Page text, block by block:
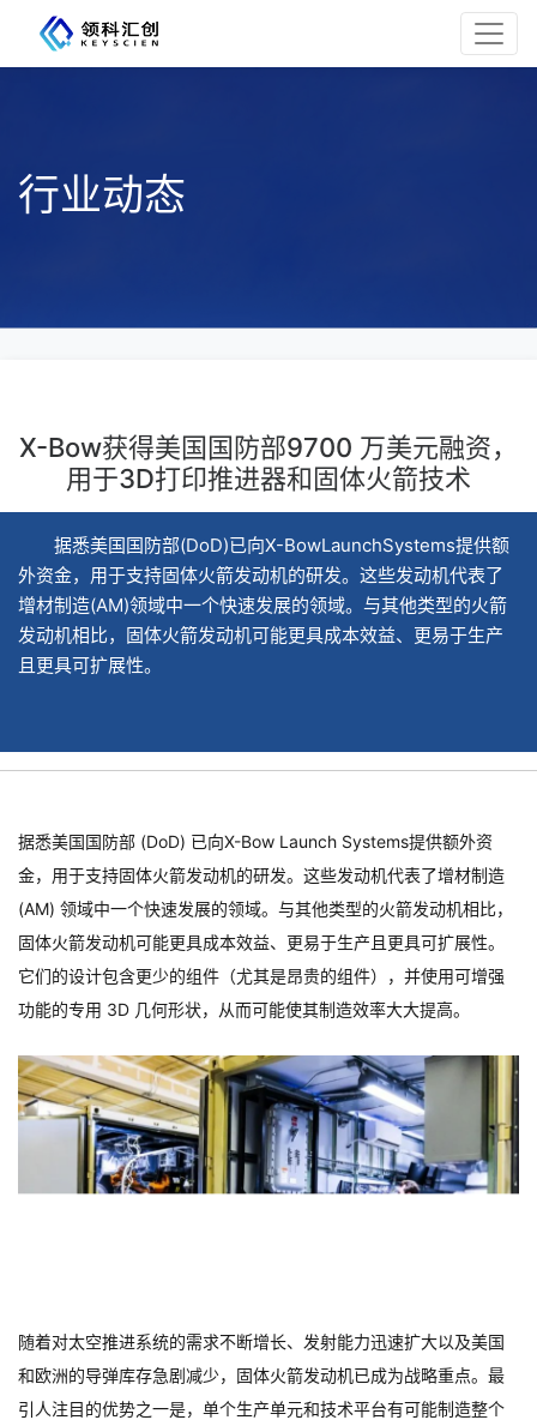
行业动态
X-Bow获得美国国防部9700 万美元融资，
用于3D打印推进器和固体火箭技术
据悉美国国防部(DoD)已向X-BowLaunchSystems提供额
外资金，用于支持固体火箭发动机的研发。这些发动机代表了
增材制造(AM)领域中一个快速发展的领域。与其他类型的火箭
发动机相比，固体火箭发动机可能更具成本效益、更易于生产
且更具可扩展性。
据悉美国国防部 (DoD) 已向X-Bow Launch Systems提供额外资
金，用于支持固体火箭发动机的研发。这些发动机代表了增材制造
(AM) 领域中一个快速发展的领域。与其他类型的火箭发动机相比，
固体火箭发动机可能更具成本效益、更易于生产且更具可扩展性。
它们的设计包含更少的组件（尤其是昂贵的组件），并使用可增强
功能的专用 3D 几何形状，从而可能使其制造效率大大提高。
随着对太空推进系统的需求不断增长、发射能力迅速扩大以及美国
和欧洲的导弹库存急剧减少，固体火箭发动机已成为战略重点。最
引人注目的优势之一是，单个生产单元和技术平台有可能制造整个